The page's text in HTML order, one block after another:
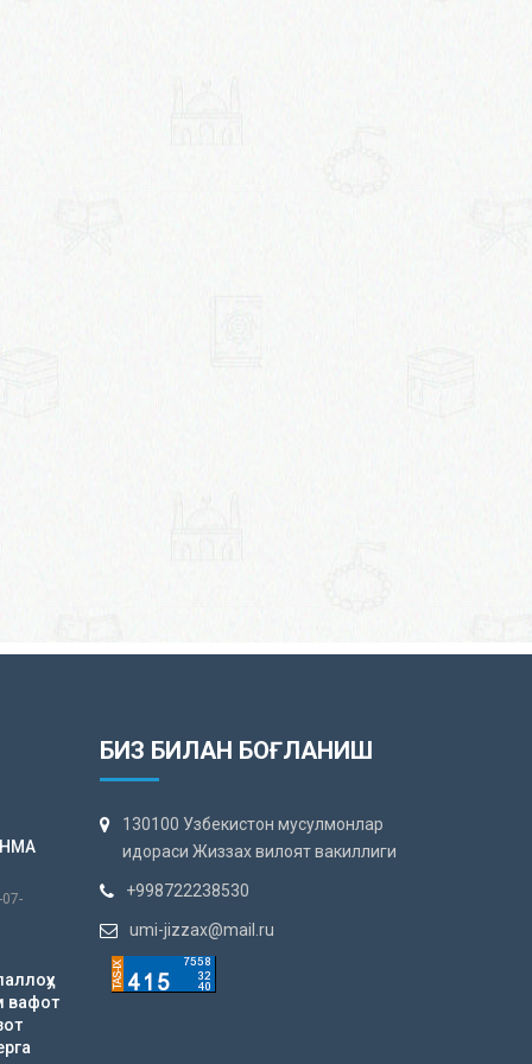
вафот
БИЗ БИЛАН БОҒЛАНИШ
130100 Узбекистон мусулмонлар
идораси Жиззах вилоят вакиллиги
+998722238530
umi-jizzax@mail.ru